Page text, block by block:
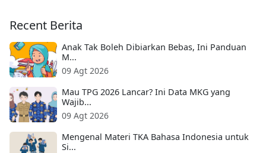
Recent Berita
Anak Tak Boleh Dibiarkan Bebas, Ini Panduan
M...
09 Agt 2026
Mau TPG 2026 Lancar? Ini Data MKG yang
Wajib...
09 Agt 2026
Mengenal Materi TKA Bahasa Indonesia untuk
Si...